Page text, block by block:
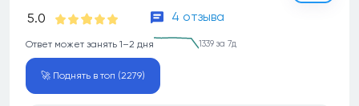
5.0 4 отзыва
Ответ может занять 1–2 дня 1339 за 7д
🚀 Поднять в топ (2279)